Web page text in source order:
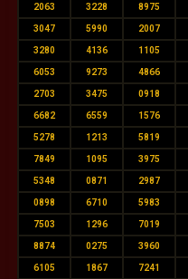
2063 3228 8975
3047 5990 2007
3280 4136 1105
6053 9273 4866
2703 3475 0918
6682 6559 1576
5278 1213 5819
7849 1095 3975
5348 0871 2987
0898 6710 5983
7503 1296 7019
8874 0275 3960
6105 1867 7241